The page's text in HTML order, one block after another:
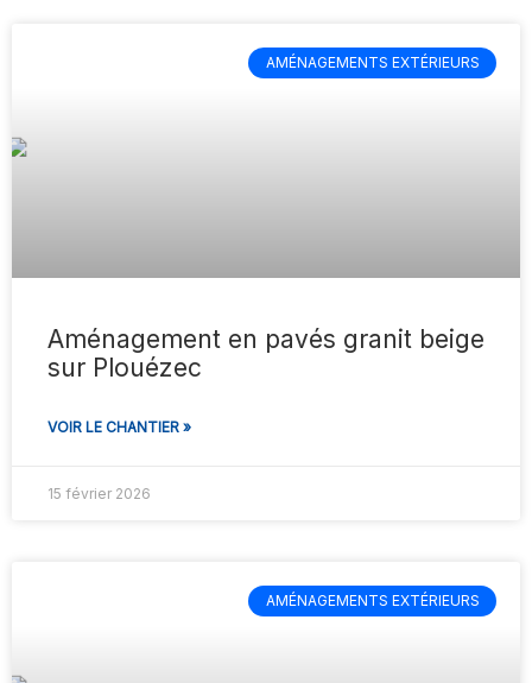
AMÉNAGEMENTS EXTÉRIEURS
Aménagement en pavés granit beige
sur Plouézec
VOIR LE CHANTIER »
15 février 2026
AMÉNAGEMENTS EXTÉRIEURS